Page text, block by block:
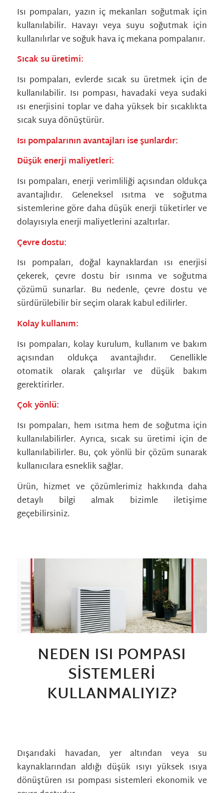
Isı pompaları, yazın iç mekanları soğutmak için
kullanılabilir. Havayı veya suyu soğutmak için
kullanılırlar ve soğuk hava iç mekana pompalanır.
Sıcak su üretimi:
Isı pompaları, evlerde sıcak su üretmek için de
kullanılabilir. Isı pompası, havadaki veya sudaki
ısı enerjisini toplar ve daha yüksek bir sıcaklıkta
sıcak suya dönüştürür.
Isı pompalarının avantajları ise şunlardır:
Düşük enerji maliyetleri:
Isı pompaları, enerji verimliliği açısından oldukça
avantajlıdır. Geleneksel ısıtma ve soğutma
sistemlerine göre daha düşük enerji tüketirler ve
dolayısıyla enerji maliyetlerini azaltırlar.
Çevre dostu:
Isı pompaları, doğal kaynaklardan ısı enerjisi
çekerek, çevre dostu bir ısınma ve soğutma
çözümü sunarlar. Bu nedenle, çevre dostu ve
sürdürülebilir bir seçim olarak kabul edilirler.
Kolay kullanım:
Isı pompaları, kolay kurulum, kullanım ve bakım
açısından oldukça avantajlıdır. Genellikle
otomatik olarak çalışırlar ve düşük bakım
gerektirirler.
Çok yönlü:
Isı pompaları, hem ısıtma hem de soğutma için
kullanılabilirler. Ayrıca, sıcak su üretimi için de
kullanılabilirler. Bu, çok yönlü bir çözüm sunarak
kullanıcılara esneklik sağlar.
Ürün, hizmet ve çözümlerimiz hakkında daha
detaylı bilgi almak bizimle iletişime
geçebilirsiniz.
NEDEN ISI POMPASI
SISTEMLERI
KULLANMALIYIZ?
Dışarıdaki havadan, yer altından veya su
kaynaklarından aldığı düşük ısıyı yüksek ısıya
dönüştüren ısı pompası sistemleri ekonomik ve